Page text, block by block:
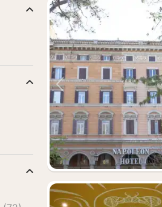
Forrige bilde